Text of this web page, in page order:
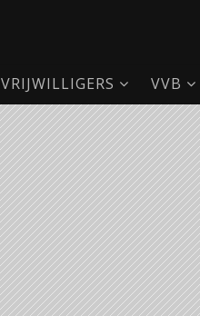
VRIJWILLIGERS VVB